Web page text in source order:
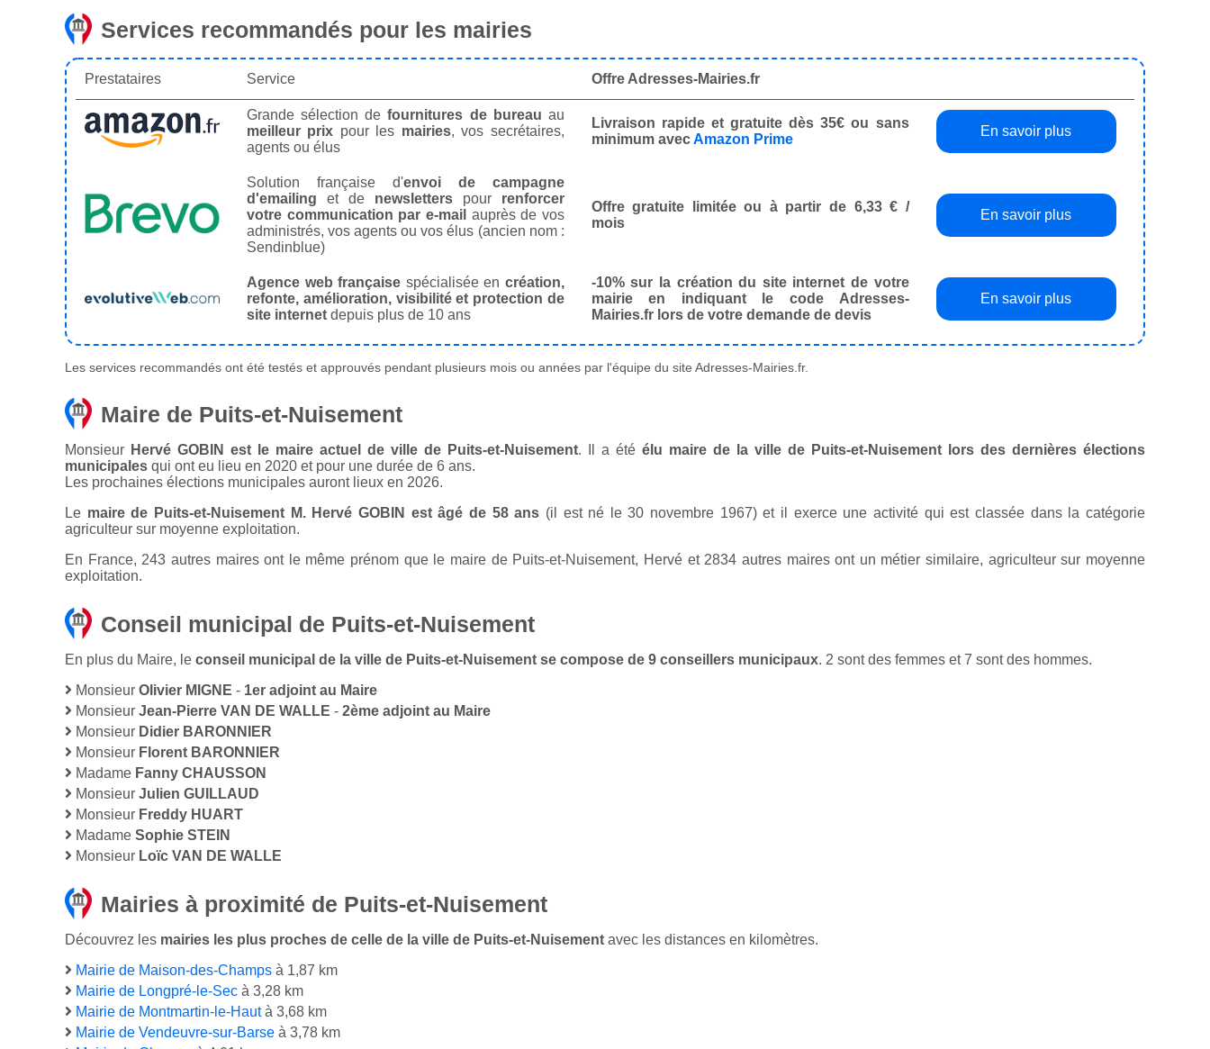
Services recommandés pour les mairies
Prestataires Service Offre Adresses-Mairies.fr
Grande sélection defournitures de bureau au
meilleur prix pour les mairies, vos secrétaires,
agents ou élus
Livraison rapide et gratuite dès 35€ ou sans
minimum avecAmazon Prime
En savoir plus
Solution française d'envoi de campagne
d'emailing et de newsletterspour renforcer
votre communication par e-mail auprès de vos
administrés, vos agents ou vos élus (ancien nom :
Sendinblue)
Offre gratuite limitée ou à partir de 6,33 € /
mois
En savoir plus
Agence web française spécialisée en création,
refonte, amélioration, visibilité et protection de
site internet depuis plus de 10 ans
-10% sur la création du site internet de votre
mairie en indiquant le code Adresses-
Mairies.fr lors de votre demande de devis
En savoir plus
Les services recommandés ont été testés et approuvés pendant plusieurs mois ou années par l'équipe du site Adresses-Mairies.fr.
Maire de Puits-et-Nuisement
Monsieur Hervé GOBIN est le maire actuel de ville de Puits-et-Nuisement. Il a été élu maire de la ville de Puits-et-Nuisement lors des dernières élections
municipales qui ont eu lieu en 2020 et pour une durée de 6 ans.
Les prochaines élections municipales auront lieux en 2026.
Le maire de Puits-et-Nuisement M. Hervé GOBIN est âgé de 58 ans (il est né le 30 novembre 1967) et il exerce une activité qui est classée dans la catégorie
agriculteur sur moyenne exploitation.
En France, 243 autres maires ont le même prénom que le maire de Puits-et-Nuisement, Hervé et 2834 autres maires ont un métier similaire, agriculteur sur moyenne
exploitation.
Conseil municipal de Puits-et-Nuisement
En plus du Maire, le conseil municipal de la ville de Puits-et-Nuisement se compose de 9 conseillers municipaux. 2 sont des femmes et 7 sont des hommes.
Monsieur Olivier MIGNE - 1er adjoint au Maire
Monsieur Jean-Pierre VAN DE WALLE - 2ème adjoint au Maire
Monsieur Didier BARONNIER
Monsieur Florent BARONNIER
Madame Fanny CHAUSSON
Monsieur Julien GUILLAUD
Monsieur Freddy HUART
Madame Sophie STEIN
Monsieur Loïc VAN DE WALLE
Mairies à proximité de Puits-et-Nuisement
Découvrez les mairies les plus proches de celle de la ville de Puits-et-Nuisement avec les distances en kilomètres.
Mairie de Maison-des-Champs à 1,87 km
Mairie de Longpré-le-Sec à 3,28 km
Mairie de Montmartin-le-Hautà 3,68 km
Mairie de Vendeuvre-sur-Barse à 3,78 km